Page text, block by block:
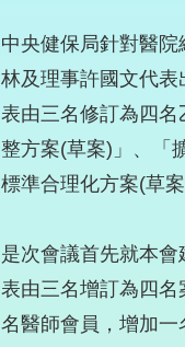
中央健保局針對醫
林及理事許國文代
表由三名修訂為四
整方案(草案)」、「
標準合理化方案(草
是次會議首先就本
表由三名增訂為四
名醫師會員，增加